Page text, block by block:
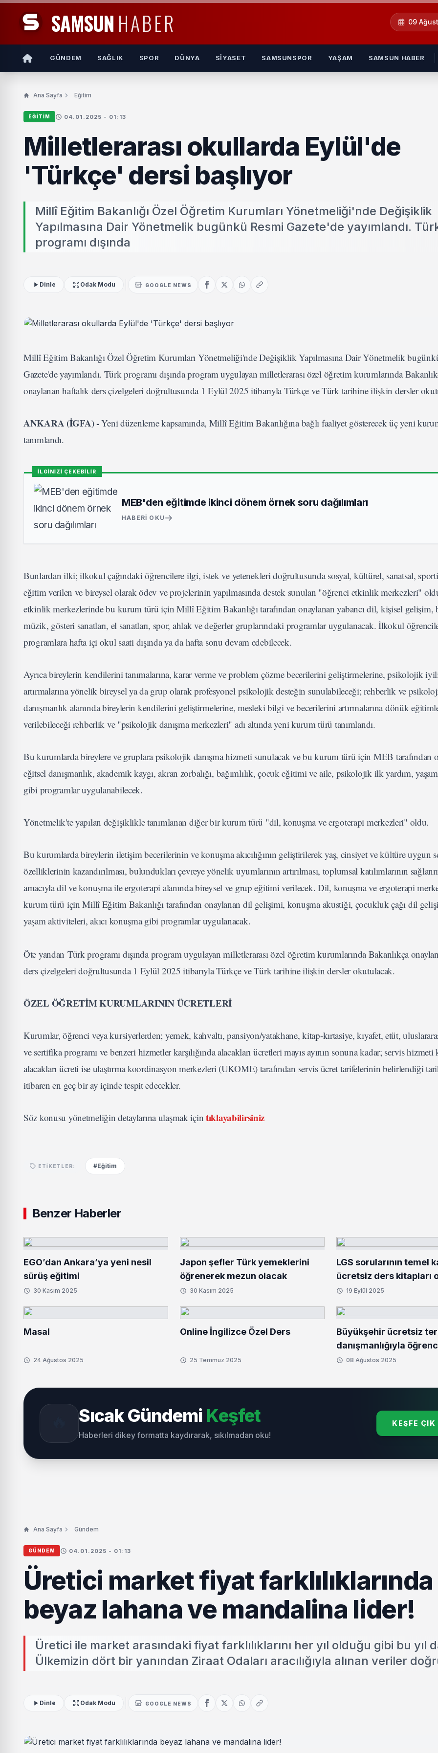
SAMSUN HABER 09
GÜNDEM SAĞLIK SPOR DÜNYA SIYASET SAMSUNSPOR YAŞAM SAMSUN HABER
Ana Sayfa Eğitim
EĞITIM 04.01.2025 - 01:13
Milletlerarası okullarda Eylül'de
'Türkçe' dersi başlıyor
Millî Eğitim Bakanlığı Özel Öğretim Kurumları Yönetmeliği'nde Değişiklik
Yapılmasına Dair Yönetmelik bugünkü Resmi Gazete'de yayımlandı.
programı dışında
Dinle Odak Modu GOOGLE NEWS
Millî Eğitim Bakanlığı Özel Öğretim Kurumları Yönetmeliği'nde Değişiklik Yapılmasına Dair Yönetmelik
Gazete'de yayımlandı. Türk programı dışında program uygulayan milletlerarası özel öğretim kurumlarında
onaylanan haftalık ders çizelgeleri doğrultusunda 1 Eylül 2025 itibarıyla Türkçe ve Türk tarihine ilişkin dersler
ANKARA (İGFA) -Yeni düzenleme kapsamında, Millî Eğitim Bakanlığına bağlı faaliyet gösterecek üç yeni
tanımlandı.
İLGİNİZİ ÇEKEBİLİR
MEB'den eğitimde ikinci dönem örnek soru dağılımları
HABERI OKU
Bunlardan ilki; ilkokul çağındaki öğrencilere ilgi, istek ve yetenekleri doğrultusunda sosyal, kültürel, sanatsal,
eğitim verilen ve bireysel olarak ödev ve projelerinin yapılmasında destek sunulan "öğrenci etkinlik merkezleri"
etkinlik merkezlerinde bu kurum türü için Millî Eğitim Bakanlığı tarafından onaylanan yabancı dil, kişisel gelişim,
müzik, gösteri sanatları, el sanatları, spor, ahlak ve değerler gruplarındaki programlar uygulanacak. İlkokul
programlara hafta içi okul saati dışında ya da hafta sonu devam edebilecek.
Ayrıca bireylerin kendilerini tanımalarına, karar verme ve problem çözme becerilerini geliştirmelerine, psikolojik
artırmalarına yönelik bireysel ya da grup olarak profesyonel psikolojik desteğin sunulabileceği; rehberlik ve
danışmanlık alanında bireylerin kendilerini geliştirmelerine, mesleki bilgi ve becerilerini artırmalarına dönük
verilebileceği rehberlik ve "psikolojik danışma merkezleri" adı altında yeni kurum türü tanımlandı.
Bu kurumlarda bireylere ve gruplara psikolojik danışma hizmeti sunulacak ve bu kurum türü için MEB tarafından
eğitsel danışmanlık, akademik kaygı, akran zorbalığı, bağımlılık, çocuk eğitimi ve aile, psikolojik ilk yardım,
gibi programlar uygulanabilecek.
Yönetmelik'te yapılan değişiklikle tanımlanan diğer bir kurum türü "dil, konuşma ve ergoterapi merkezleri" oldu.
Bu kurumlarda bireylerin iletişim becerilerinin ve konuşma akıcılığının geliştirilerek yaş, cinsiyet ve kültüre uygun
özelliklerinin kazandırılması, bulundukları çevreye yönelik uyumlarının artırılması, toplumsal katılımlarının
amacıyla dil ve konuşma ile ergoterapi alanında bireysel ve grup eğitimi verilecek. Dil, konuşma ve ergoterapi
kurum türü için Millî Eğitim Bakanlığı tarafından onaylanan dil gelişimi, konuşma akustiği, çocukluk çağı dil
yaşam aktiviteleri, akıcı konuşma gibi programlar uygulanacak.
Öte yandan Türk programı dışında program uygulayan milletlerarası özel öğretim kurumlarında Bakanlıkça
ders çizelgeleri doğrultusunda 1 Eylül 2025 itibarıyla Türkçe ve Türk tarihine ilişkin dersler okutulacak.
ÖZEL ÖĞRETİM KURUMLARININ ÜCRETLERİ
Kurumlar, öğrenci veya kursiyerlerden; yemek, kahvaltı, pansiyon/yatakhane, kitap-kırtasiye, kıyafet, etüt,
ve sertifika programı ve benzeri hizmetler karşılığında alacakları ücretleri mayıs ayının sonuna kadar; servis hizmeti
alacakları ücreti ise ulaştırma koordinasyon merkezleri (UKOME) tarafından servis ücret tarifelerinin belirlendiği
itibaren en geç bir ay içinde tespit edecekler.
Söz konusu yönetmeliğin detaylarına ulaşmak içintıklayabilirsiniz
ETIKETLER: #Eğitim
Benzer Haberler
EGO’dan Ankara’ya yeni nesil
sürüş eğitimi
30 Kasım 2025
Japon şefler Türk yemeklerini
öğrenerek mezun olacak
30 Kasım 2025
LGS sorularının temel
ücretsiz ders kitapları
19 Eylül 2025
Masal
24 Ağustos 2025
Online İngilizce Özel Ders
25 Temmuz 2025
Büyükşehir ücretsiz
danışmanlığıyla
yanında
08 Ağustos 2025
Sıcak Gündemi Keşfet
Haberleri dikey formatta kaydırarak, sıkılmadan oku!
KEŞFE ÇIK
Ana Sayfa Gündem
GÜNDEM 04.01.2025 - 01:13
Üretici market fiyat farklılıklarında
beyaz lahana ve mandalina lider!
Üretici ile market arasındaki fiyat farklılıklarını her yıl olduğu gibi bu yıl
Ülkemizin dört bir yanından Ziraat Odaları aracılığıyla alınan veriler
Dinle Odak Modu GOOGLE NEWS